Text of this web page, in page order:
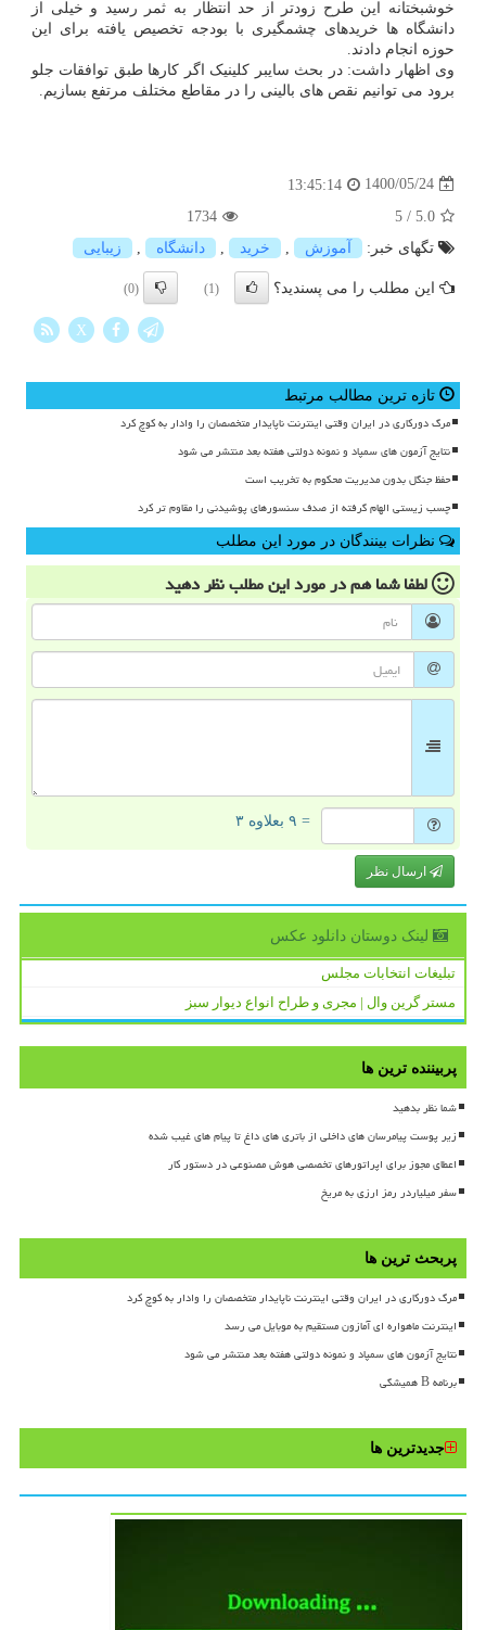
خوشبختانه این طرح زودتر از حد انتظار به ثمر رسید و خیلی از
دانشگاه ها خریدهای چشمگیری با بودجه تخصیص یافته برای این
حوزه انجام دادند.
وی اظهار داشت: در بحث سایبر کلینیک اگر کارها طبق توافقات جلو
برود می توانیم نقص های بالینی را در مقاطع مختلف مرتفع بسازیم.
1400/05/24
13:45:14
5.0
/
5
1734
تگهای خبر:
آموزش , خرید , دانشگاه , زیبایی
این مطلب را می پسندید؟ (1)
(0)
X
تازه ترین مطالب مرتبط
مرگ دورکاری در ایران وقتی اینترنت ناپایدار متخصصان را وادار به کوچ کرد
نتایج آزمون های سمپاد و نمونه دولتی هفته بعد منتشر می شود
حفظ جنگل بدون مدیریت محکوم به تخریب است
چسب زیستی الهام گرفته از صدف سنسورهای پوشیدنی را مقاوم تر کرد
نظرات بینندگان در مورد این مطلب
لطفا شما همدر مورد این مطلبنظر دهید
= ۹ بعلاوه ۳
ارسال نظر
لینک دوستان دانلود عكس
تبلیغات انتخابات مجلس
مستر گرین وال | مجری و طراح انواع دیوار سبز
پربیننده ترین ها
شما نظر بدهید
زیر پوست پیامرسان های داخلی از باتری های داغ تا پیام های غیب شده
اعطای مجوز برای اپراتورهای تخصصی هوش مصنوعی در دستور کار
سفر میلیاردر رمز ارزی به مریخ
پربحث ترین ها
مرگ دورکاری در ایران وقتی اینترنت ناپایدار متخصصان را وادار به کوچ کرد
اینترنت ماهواره ای آمازون مستقیم به موبایل می رسد
نتایج آزمون های سمپاد و نمونه دولتی هفته بعد منتشر می شود
برنامه B همیشگی
جدیدترین ها